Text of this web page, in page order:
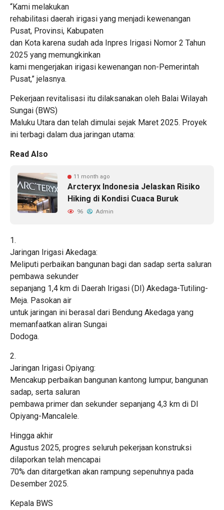
“Kami melakukan
rehabilitasi daerah irigasi yang menjadi kewenangan
Pusat, Provinsi, Kabupaten
dan Kota karena sudah ada Inpres Irigasi Nomor 2 Tahun
2025 yang memungkinkan
kami mengerjakan irigasi kewenangan non-Pemerintah
Pusat,” jelasnya.
Pekerjaan revitalisasi itu dilaksanakan oleh Balai Wilayah
Sungai (BWS)
Maluku Utara dan telah dimulai sejak Maret 2025. Proyek
ini terbagi dalam dua jaringan utama:
Read Also
11 month ago
Arcteryx Indonesia Jelaskan Risiko
Hiking di Kondisi Cuaca Buruk
96 Admin
1.
Jaringan Irigasi Akedaga:
Meliputi perbaikan bangunan bagi dan sadap serta saluran
pembawa sekunder
sepanjang 1,4 km di Daerah Irigasi (DI) Akedaga-Tutiling-
Meja. Pasokan air
untuk jaringan ini berasal dari Bendung Akedaga yang
memanfaatkan aliran Sungai
Dodoga.
2.
Jaringan Irigasi Opiyang:
Mencakup perbaikan bangunan kantong lumpur, bangunan
sadap, serta saluran
pembawa primer dan sekunder sepanjang 4,3 km di DI
Opiyang-Mancalele.
Hingga akhir
Agustus 2025, progres seluruh pekerjaan konstruksi
dilaporkan telah mencapai
70% dan ditargetkan akan rampung sepenuhnya pada
Desember 2025.
Kepala BWS